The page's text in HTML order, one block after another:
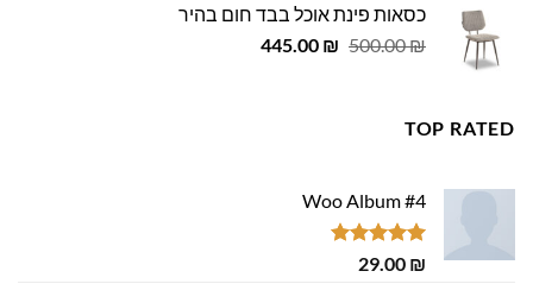
היה:
999.00 ₪.
הוא:
799.00 ₪.
כסאות פינת אוכל בבד חום בהיר
500.00₪
המחיר
445.00 ₪
המחיר
TOP RATED
Woo Album #4
דורג5.00
29.00 ₪